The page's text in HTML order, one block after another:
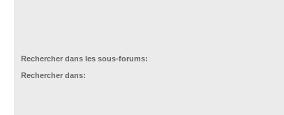
Rechercher dans les sous-forums:
Rechercher dans: